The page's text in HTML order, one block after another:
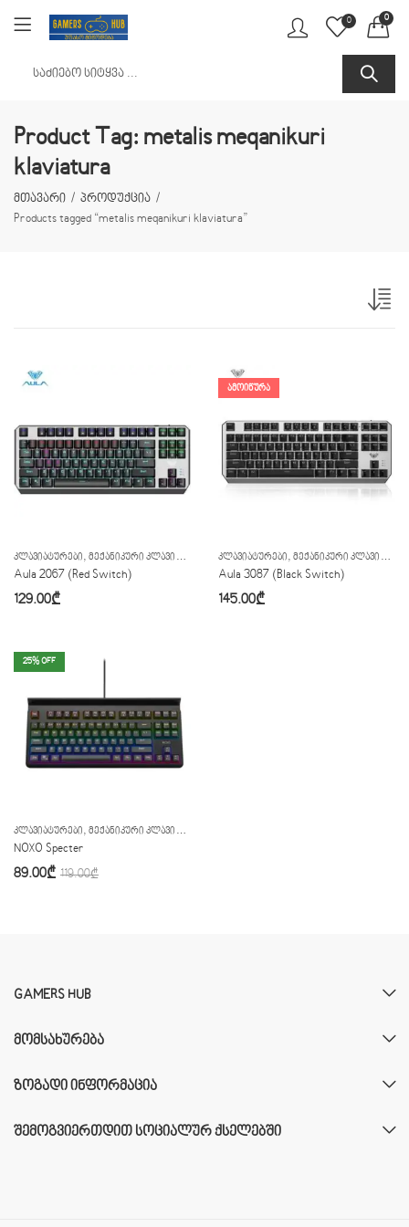
0 0
Product Tag: metalis meqanikuri
klaviatura
მთავარი
პროდუქცია
Products tagged “metalis meqanikuri klaviatura”
ᲙᲚᲐᲕᲘᲐᲢᲣᲠᲔᲑᲘ, ᲛᲔᲥᲐᲜᲘᲙᲣᲠᲘ ᲙᲚᲐᲕᲘᲐᲢᲣᲠᲐ
Aula 2067 (Red Switch)
129.00₾
ᲐᲛᲝᲘᲬᲣᲠᲐ
ᲙᲚᲐᲕᲘᲐᲢᲣᲠᲔᲑᲘ, ᲛᲔᲥᲐᲜᲘᲙᲣᲠᲘ ᲙᲚᲐᲕᲘᲐᲢᲣᲠᲐ
Aula 3087 (Black Switch)
145.00₾
25% OFF
ᲙᲚᲐᲕᲘᲐᲢᲣᲠᲔᲑᲘ, ᲛᲔᲥᲐᲜᲘᲙᲣᲠᲘ ᲙᲚᲐᲕᲘᲐᲢᲣᲠᲐ
NOXO Specter
89.00₾ 119.00₾
GAMERS HUB
ᲛᲝᲛᲡᲐᲮᲣᲠᲔᲑᲐ
ᲖᲝᲒᲐᲓᲘ ᲘᲜᲤᲝᲠᲛᲐᲪᲘᲐ
ᲨᲔᲛᲝᲒᲕᲘᲔᲠᲗᲓᲘᲗ ᲡᲝᲪᲘᲐᲚᲣᲠ ᲥᲡᲔᲚᲔᲑᲨᲘ